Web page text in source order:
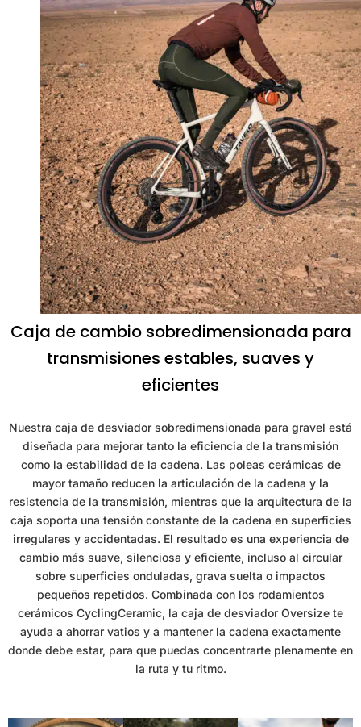
Caja de cambio sobredimensionada para
transmisiones estables, suaves y
eficientes
Nuestra caja de desviador sobredimensionada para gravel está
diseñada para mejorar tanto la eficiencia de la transmisión
como la estabilidad de la cadena. Las poleas cerámicas de
mayor tamaño reducen la articulación de la cadena y la
resistencia de la transmisión, mientras que la arquitectura de la
caja soporta una tensión constante de la cadena en superficies
irregulares y accidentadas. El resultado es una experiencia de
cambio más suave, silenciosa y eficiente, incluso al circular
sobre superficies onduladas, grava suelta o impactos
pequeños repetidos. Combinada con los rodamientos
cerámicos CyclingCeramic, la caja de desviador Oversize te
ayuda a ahorrar vatios y a mantener la cadena exactamente
donde debe estar, para que puedas concentrarte plenamente en
la ruta y tu ritmo.